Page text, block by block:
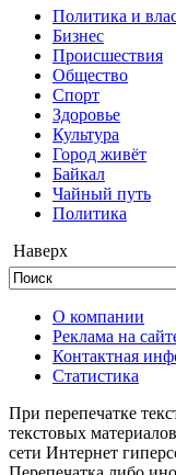
Политика и
Бизнес
Происшествия
Общество
Cпорт
Здоровье
Культура
Город живёт
Байкал
Чайный путь
Политика
Наверх
О компании
Реклама на
Контактная
Статистика
При перепечатке
текстовых
сети Интернет